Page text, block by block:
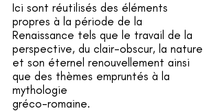
Ici sont réutilisés des éléments
propres à la période de la
Renaissance tels que le travail de la
perspective, du clair-obscur, la nature
et son éternel renouvellement ainsi
que des thèmes empruntés à la
mythologie
gréco-romaine.